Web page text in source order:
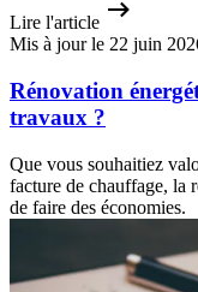
Lire l'article
Mis à jour le 22 juin
Rénovation
travaux ?
Que vous souhaitiez
facture de chauffage, la
de faire des économies.